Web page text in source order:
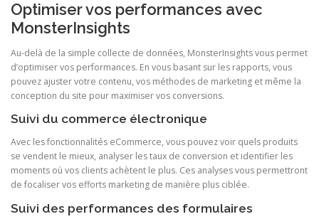
Optimiser vos performances avec
MonsterInsights
Au-delà de la simple collecte de données, MonsterInsights vous permet
d’optimiser vos performances. En vous basant sur les rapports, vous
pouvez ajuster votre contenu, vos méthodes de marketing et même la
conception du site pour maximiser vos conversions.
Suivi du commerce électronique
Avec les fonctionnalités eCommerce, vous pouvez voir quels produits
se vendent le mieux, analyser les taux de conversion et identifier les
moments où vos clients achètent le plus. Ces analyses vous permettront
de focaliser vos efforts marketing de manière plus ciblée.
Suivi des performances des formulaires